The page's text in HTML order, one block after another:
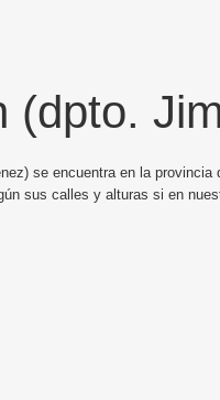
(dpto.
se encuentra en la
sus calles y alturas si en